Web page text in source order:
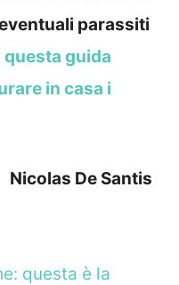
parassiti
guida
in casa i
Nicolas De Santis
questa è la